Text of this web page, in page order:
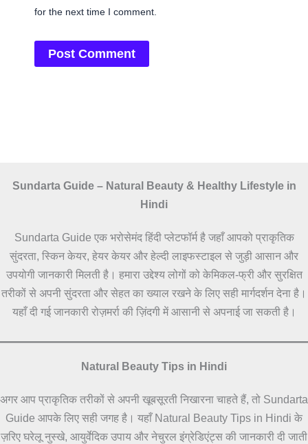
for the next time I comment.
Sundarta Guide – Natural Beauty & Healthy Lifestyle in
Hindi
Sundarta Guide एक भरोसेमंद हिंदी प्लेटफॉर्म है जहाँ आपको प्राकृतिक
सुंदरता, स्किन केयर, हेयर केयर और हेल्दी लाइफस्टाइल से जुड़ी आसान और
उपयोगी जानकारी मिलती है। हमारा उद्देश्य लोगों को केमिकल-फ्री और सुरक्षित
तरीकों से अपनी सुंदरता और सेहत का ख्याल रखने के लिए सही मार्गदर्शन देना है।
यहाँ दी गई जानकारी रोज़मर्रा की ज़िंदगी में आसानी से अपनाई जा सकती है।
Natural Beauty Tips in Hindi
अगर आप प्राकृतिक तरीकों से अपनी खूबसूरती निखारना चाहते हैं, तो Sundarta
Guide आपके लिए सही जगह है। यहाँ Natural Beauty Tips in Hindi के
ज़रिए घरेलू नुस्खे, आयुर्वेदिक उपाय और नेचुरल इंग्रेडिएंट्स की जानकारी दी जाती